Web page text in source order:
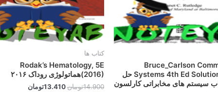
Bruce_Carlson
Systems 4th Ed Solutions Manual حل
سیستم های مخابراتی کارلسون
کتاب ها
Rodak’s Hematology, 5E
(2016)هماتولوژی روداک ۲۰۱۶
14.900تومان13.410تومان